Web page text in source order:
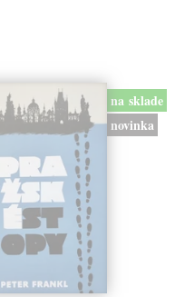
na sklade
novinka